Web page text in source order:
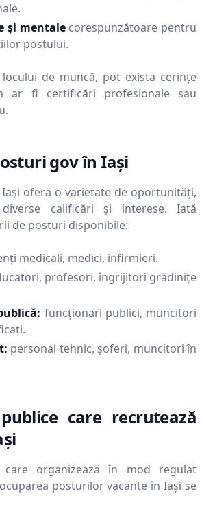
și mentale corespunzătoare pentru
postului.
de muncă, pot exista cerințe
ar fi certificări profesionale sau
gov înIaşi
Iaşi oferă o varietate de oportunități,
calificări și interese. Iată
de posturi disponibile:
medicali, medici, infirmieri.
profesori, îngrijitori grădinițe
funcționari publici, muncitori
personal tehnic, șoferi, muncitori în
care recrutează
organizează în mod regulat
posturilor vacante înIaşi se